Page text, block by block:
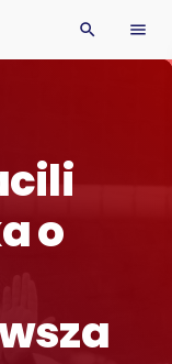
search menu
o